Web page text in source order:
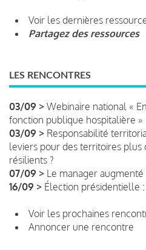
Voir les dernières
Partagez des ressources
LES RENCONTRES
03/09 > Webinaire national «
fonction publique hospitalière »
03/09 > Responsabilité
leviers pour des territoires plus
résilients ?
07/09 > Le manager
16/09 > Élection présidentielle
Voir les prochaines
Annoncer une rencontre